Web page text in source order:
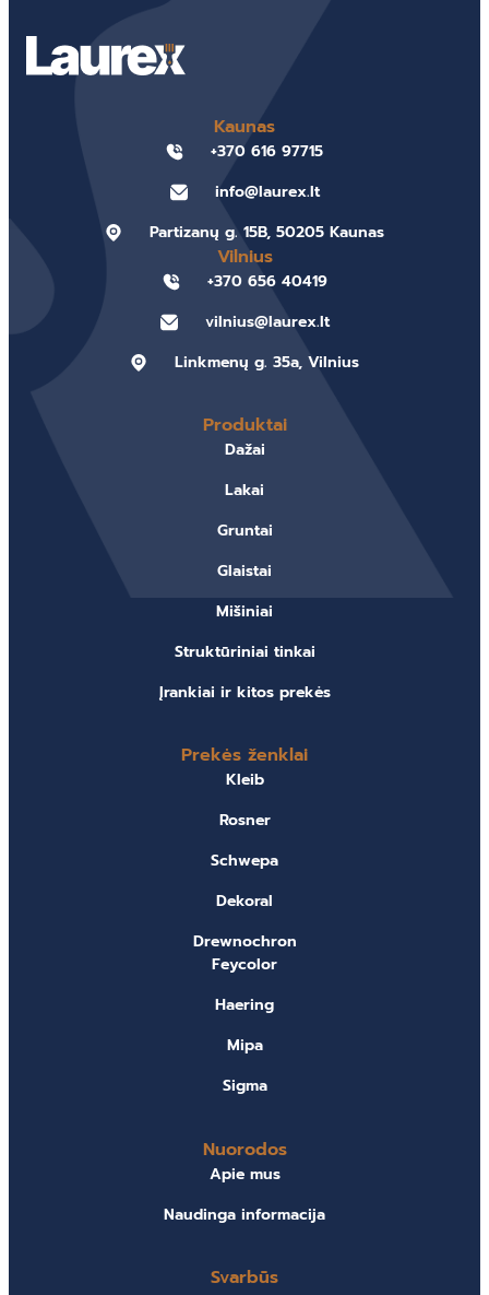
Kaunas
+370 616 97715
info@laurex.lt
Partizanų g. 15B, 50205 Kaunas
Vilnius
+370 656 40419
vilnius@laurex.lt
Linkmenų g. 35a, Vilnius
Produktai
Dažai
Lakai
Gruntai
Glaistai
Mišiniai
Struktūriniai tinkai
Įrankiai ir kitos prekės
Prekės ženklai
Kleib
Rosner
Schwepa
Dekoral
Drewnochron
Feycolor
Haering
Mipa
Sigma
Nuorodos
Apie mus
Naudinga informacija
Svarbūs